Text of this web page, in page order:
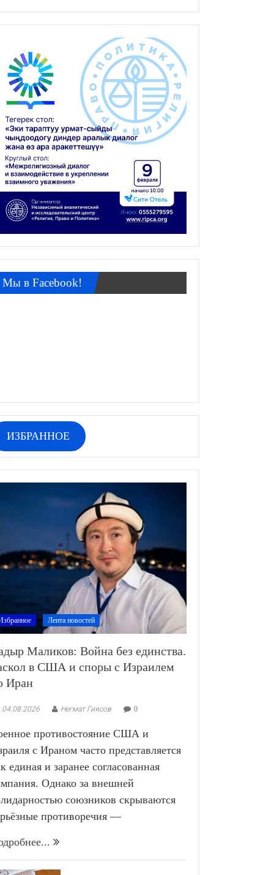
Мы в Facebook!
ИЗБРАННОЕ
Лента новостей
Маликов: Война без единства.
в США и споры с Израилем
Иран
04.08.2026 Негмат Гиясов 0
противостояние США и
с Ираном часто представляется
единая и заранее согласованная
Однако за внешней
союзников скрываются
противоречия —